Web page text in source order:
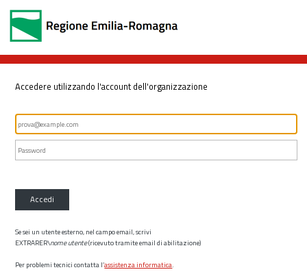
Accedere utilizzando l'account dell'organizzazione
Accedi
Se sei un utente esterno, nel campo email, scrivi
EXTRARER\nome utente(ricevuto tramite email di abilitazione)
Per problemi tecnici contatta l’assistenza informatica.